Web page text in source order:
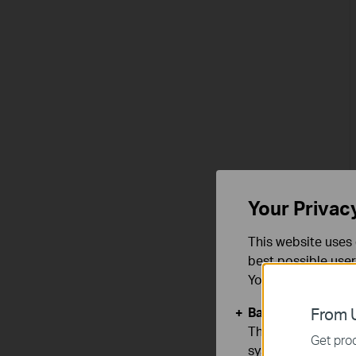
From
Get
Your
This website
best possible
You can find
Basic Cookies
These cookies
systems.